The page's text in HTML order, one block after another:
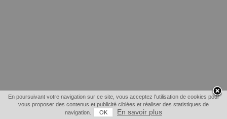
En poursuivant votre navigation sur ce site, vous acceptez l'utilisation de cookies pour
vous proposer des contenus et publicité ciblées et réaliser des statistiques de
navigation.
OK En savoir plus